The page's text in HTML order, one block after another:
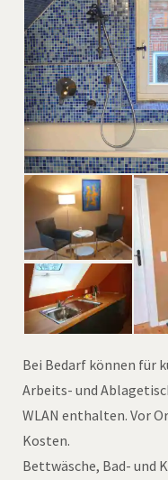
Bei Bedarf können für
Arbeits- und
WLAN enthalten. Vor
Kosten.
Bettwäsche, Bad- und